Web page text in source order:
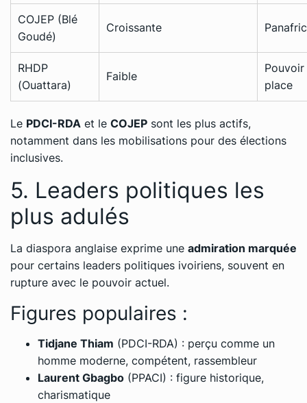
COJEP (Blé
Goudé)
Croissante
RHDP
(Ouattara)
Faible
Pouvoir
place
Le PDCI-RDA et le COJEP sont les plus actifs,
notamment dans les mobilisations pour des élections
inclusives.
5. Leaders politiques les
plus adulés
La diaspora anglaise exprime une admiration marquée
pour certains leaders politiques ivoiriens, souvent en
rupture avec le pouvoir actuel.
Figures populaires :
Tidjane Thiam (PDCI-RDA) : perçu comme un
homme moderne, compétent, rassembleur
Laurent Gbagbo (PPACI) : figure historique,
charismatique